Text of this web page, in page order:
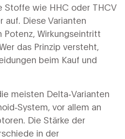
Stoffe wie HHC oder THCV
auf. Diese Varianten
Wirkungseintritt
das Prinzip versteht,
beim Kauf und
meisten Delta‑Varianten
vor allem an
Die Stärke der
in der